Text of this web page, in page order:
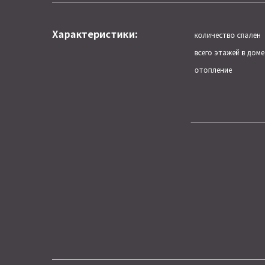
Характеристики: количество спален
всего этажей в доме
отопление